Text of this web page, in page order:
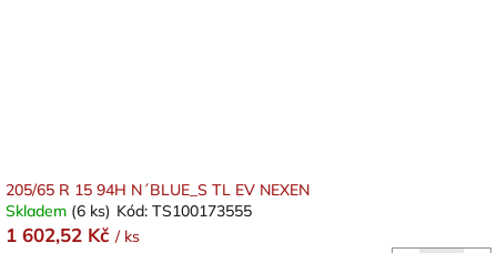
205/65 R 15 94H N´BLUE_S TL EV NEXEN
Skladem (6 ks) Kód: TS100173555
1 602,52 Kč / ks